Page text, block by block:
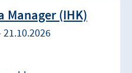
Manager (IHK)
21.10.2026